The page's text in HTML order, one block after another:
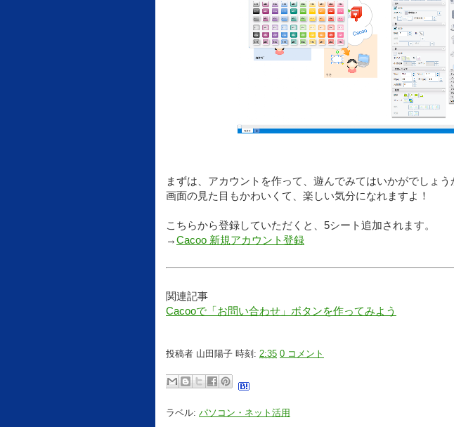
まずは、アカウントを作って、遊んでみてはいかがでしょう
画面の見た目もかわいくて、楽しい気分になれますよ！
こちらから登録していただくと、5シート追加されます。
→Cacoo 新規アカウント登録
関連記事
Cacooで「お問い合わせ」ボタンを作ってみよう
投稿者 山田陽子 時刻: 2:35 0 コメント
ラベル: パソコン・ネット活用